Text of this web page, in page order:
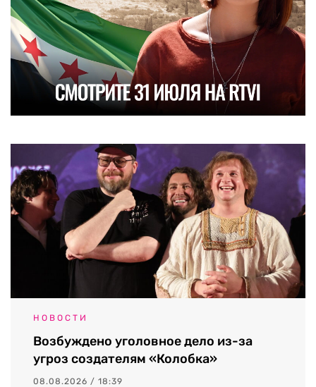
НОВОСТИ
Возбуждено уголовное дело из-за
угроз создателям «Колобка»
08.08.2026 / 18:39